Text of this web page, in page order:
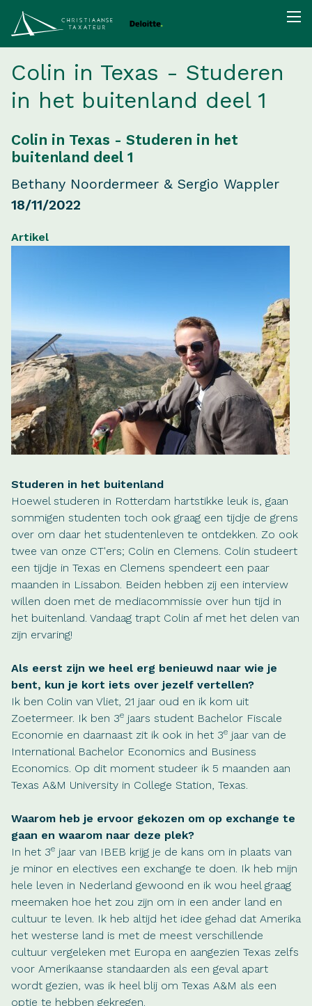
Colin in Texas - Studeren
in het buitenland deel 1
Colin in Texas - Studeren in het
buitenland deel 1
Bethany Noordermeer & Sergio Wappler
18/11/2022
Artikel
Studeren in het buitenland
Hoewel studeren in Rotterdam hartstikke leuk is, gaan
sommigen studenten toch ook graag een tijdje de grens
over om daar het studentenleven te ontdekken. Zo ook
twee van onze CT'ers; Colin en Clemens. Colin studeert
een tijdje in Texas en Clemens spendeert een paar
maanden in Lissabon. Beiden hebben zij een interview
willen doen met de mediacommissie over hun tijd in
het buitenland. Vandaag trapt Colin af met het delen van
zijn ervaring!
Als eerst zijn we heel erg benieuwd naar wie je
bent, kun je kort iets over jezelf vertellen?
Ik ben Colin van Vliet, 21 jaar oud en ik kom uit
Zoetermeer. Ik ben 3e jaars student Bachelor Fiscale
Economie en daarnaast zit ik ook in het 3e jaar van de
International Bachelor Economics and Business
Economics. Op dit moment studeer ik 5 maanden aan
Texas A&M University in College Station, Texas.
Waarom heb je ervoor gekozen om op exchange te
gaan en waarom naar deze plek?
In het 3e jaar van IBEB krijg je de kans om in plaats van
je minor en electives een exchange te doen. Ik heb mijn
hele leven in Nederland gewoond en ik wou heel graag
meemaken hoe het zou zijn om in een ander land en
cultuur te leven. Ik heb altijd het idee gehad dat Amerika
het westerse land is met de meest verschillende
cultuur vergeleken met Europa en aangezien Texas zelfs
voor Amerikaanse standaarden als een geval apart
wordt gezien, was ik heel blij om Texas A&M als een
optie te hebben gekregen.